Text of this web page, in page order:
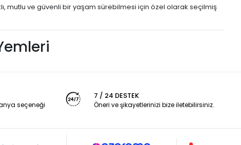
mutlu ve güvenli bir yaşam sürebilmesi için özel olarak seçilmiş
seçeneği
7 / 24 DESTEK
Öneri ve şikayetlerinizi bize iletebilirsiniz.